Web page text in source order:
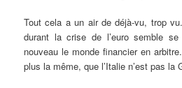
Tout cela a un air de déjà-vu, trop
durant la crise de l’euro semble
nouveau le monde financier en
plus la même, que l’Italie n’est pas la